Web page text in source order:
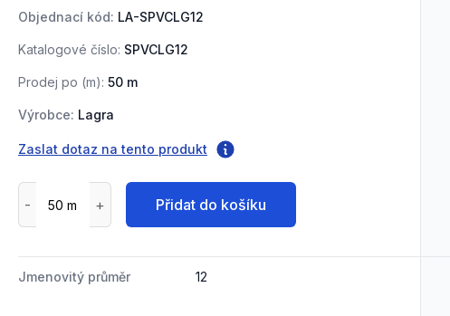
Objednací kód: LA-SPVCLG12
Katalogové číslo: SPVCLG12
Prodej po (m): 50 m
Výrobce: Lagra
Zaslat dotaz na tento produkt
Přidat do košíku
Jmenovitý průměr 12